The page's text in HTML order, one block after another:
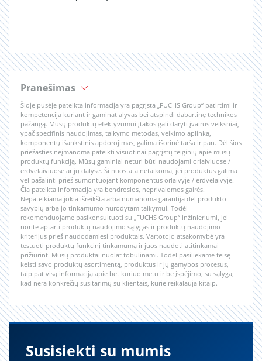
Pranešimas
Šioje pusėje pateikta informacija yra pagrįsta „FUCHS Group“ patirtimi ir
kompetencija kuriant ir gaminat alyvas bei atspindi dabartinę technikos
pažangą. Mūsų produktų efektyvumui įtakos gali daryti įvairūs veiksniai,
ypač specifinis naudojimas, taikymo metodas, veikimo aplinka,
komponentų išankstinis apdorojimas, galima išorinė tarša ir pan. Dėl šios
priežasties neįmanoma pateikti visuotinai pagrįstų teiginių apie mūsų
produktų funkciją. Mūsų gaminiai neturi būti naudojami orlaiviuose /
erdvėlaiviuose ar jų dalyse. Ši nuostata netaikoma, jei produktus galima
vėl pašalinti prieš sumontuojant komponentus orlaivyje / erdvėlaivyje.
Čia pateikta informacija yra bendrosios, neprivalomos gairės.
Nepateikiama jokia išreikšta arba numanoma garantija dėl produkto
savybių arba jo tinkamumo nurodytam taikymui. Todėl
rekomenduojame pasikonsultuoti su „FUCHS Group“ inžinieriumi, jei
norite aptarti produktų naudojimo sąlygas ir produktų naudojimo
kriterijus prieš naudodamiesi produktais. Vartotojo atsakomybė yra
testuoti produktų funkcinį tinkamumą ir juos naudoti atitinkamai
prižiūrint. Mūsų produktai nuolat tobulinami. Todėl pasiliekame teisę
keisti savo produktų asortimentą, produktus ir jų gamybos procesus,
taip pat visą informaciją apie bet kuriuo metu ir be įspėjimo, su sąlyga,
kad nėra konkrečių susitarimų su klientais, kurie reikalauja kitaip.
Susisiekti su mumis